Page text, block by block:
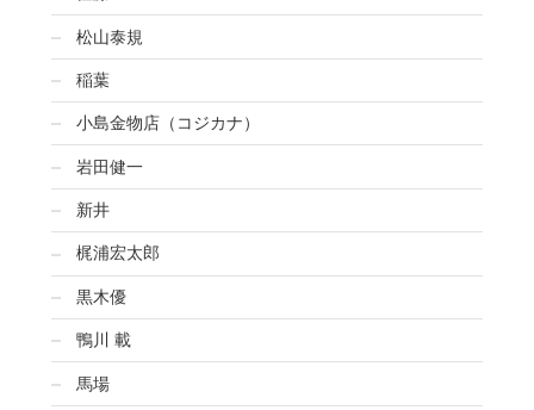
松山泰規
稲葉
小島金物店（コジカナ）
岩田健一
新井
梶浦宏太郎
黒木優
鴨川 載
馬場